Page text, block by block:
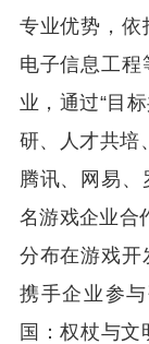
专业优势，依
电子信息工程
业，通过“目
研、人才共培
腾讯、网易
名游戏企业合
分布在游戏开
携手企业参
国：权杖与文